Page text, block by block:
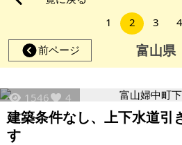
1
2 3 4
前ページ
富山県
1546 4
建築条件なし、上下水道引
す